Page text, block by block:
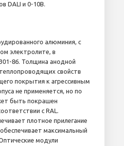
DALI и 0-10B.
алюминия, с
электролите, в
86. Толщина анодной
свойств
покрытия к агрессивным
не применяется, но по
быть покрашен
с RAL.
плотное прилегание
максимальный
модули